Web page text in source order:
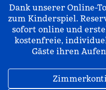
Dank unserer Online-
zum Kinderspiel.
sofort online und
kostenfreie,
Gäste ihren